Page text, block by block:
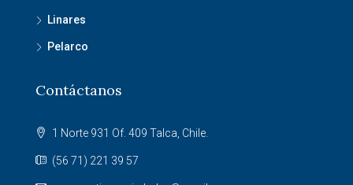
Linares
Pelarco
Contáctanos
1 Norte 931 Of. 409 Talca, Chile.
(56 71) 221 39 57